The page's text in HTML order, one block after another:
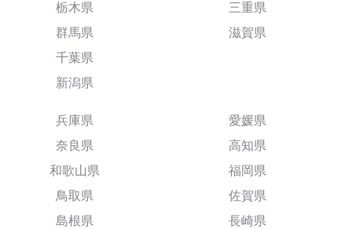
栃木県
群馬県
千葉県
新潟県
三重県
滋賀県
兵庫県
奈良県
和歌山県
鳥取県
島根県
愛媛県
高知県
福岡県
佐賀県
長崎県